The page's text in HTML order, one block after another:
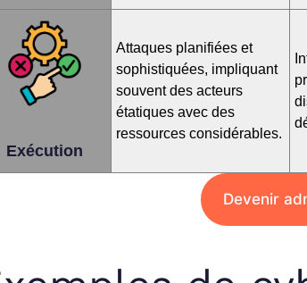
Exécution
Attaques planifiées et
sophistiquées, impliquant
souvent des acteurs
étatiques avec des
ressources considérables.
Devenir